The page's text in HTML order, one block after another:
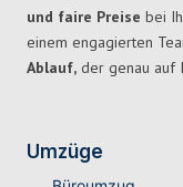
und faire Preise bei
einem engagierten
Ablauf, der genau auf
Umzüge